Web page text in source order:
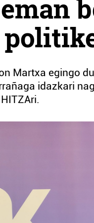
Martxa egingo
idazkari